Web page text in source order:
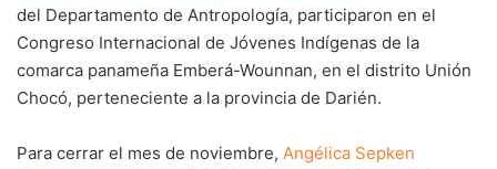
del Departamento de Antropología, participaron en el
Congreso Internacional de Jóvenes Indígenas de la
comarca panameña Emberá-Wounnan, en el distrito Unión
Chocó, perteneciente a la provincia de Darién.
Para cerrar el mes de noviembre, Angélica Sepken